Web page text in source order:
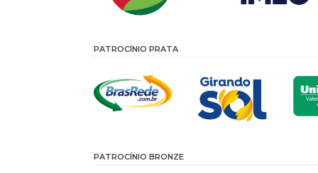
PATROCÍNIO PRATA
PATROCÍNIO BRONZE